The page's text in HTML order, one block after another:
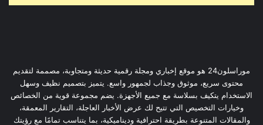
موراسلون24 هو موقع إخباري ومجلة رقمية حديثة ومتجاوبة، مصممة لتقديم
محتوى سريع، موثوق وجذاب لجمهور واسع. يتميز بتصميم نظيف وسهل
الاستخدام يتكيف بسلاسة مع جميع الأجهزة. يضم مجموعة قوية من الخصائص
وخيارات التخصيص التي تتيح لك عرض الأخبار العاجلة، التقارير المعمقة،
والمقالات المتنوعة بطريقة احترافية وديناميكية، بما يتناسب تمامًا مع رؤيتك